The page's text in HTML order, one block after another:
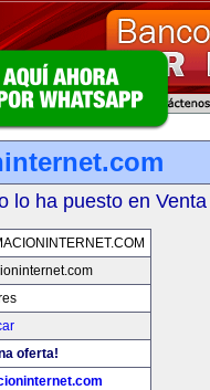
lo ha puesto en Venta
oferta!